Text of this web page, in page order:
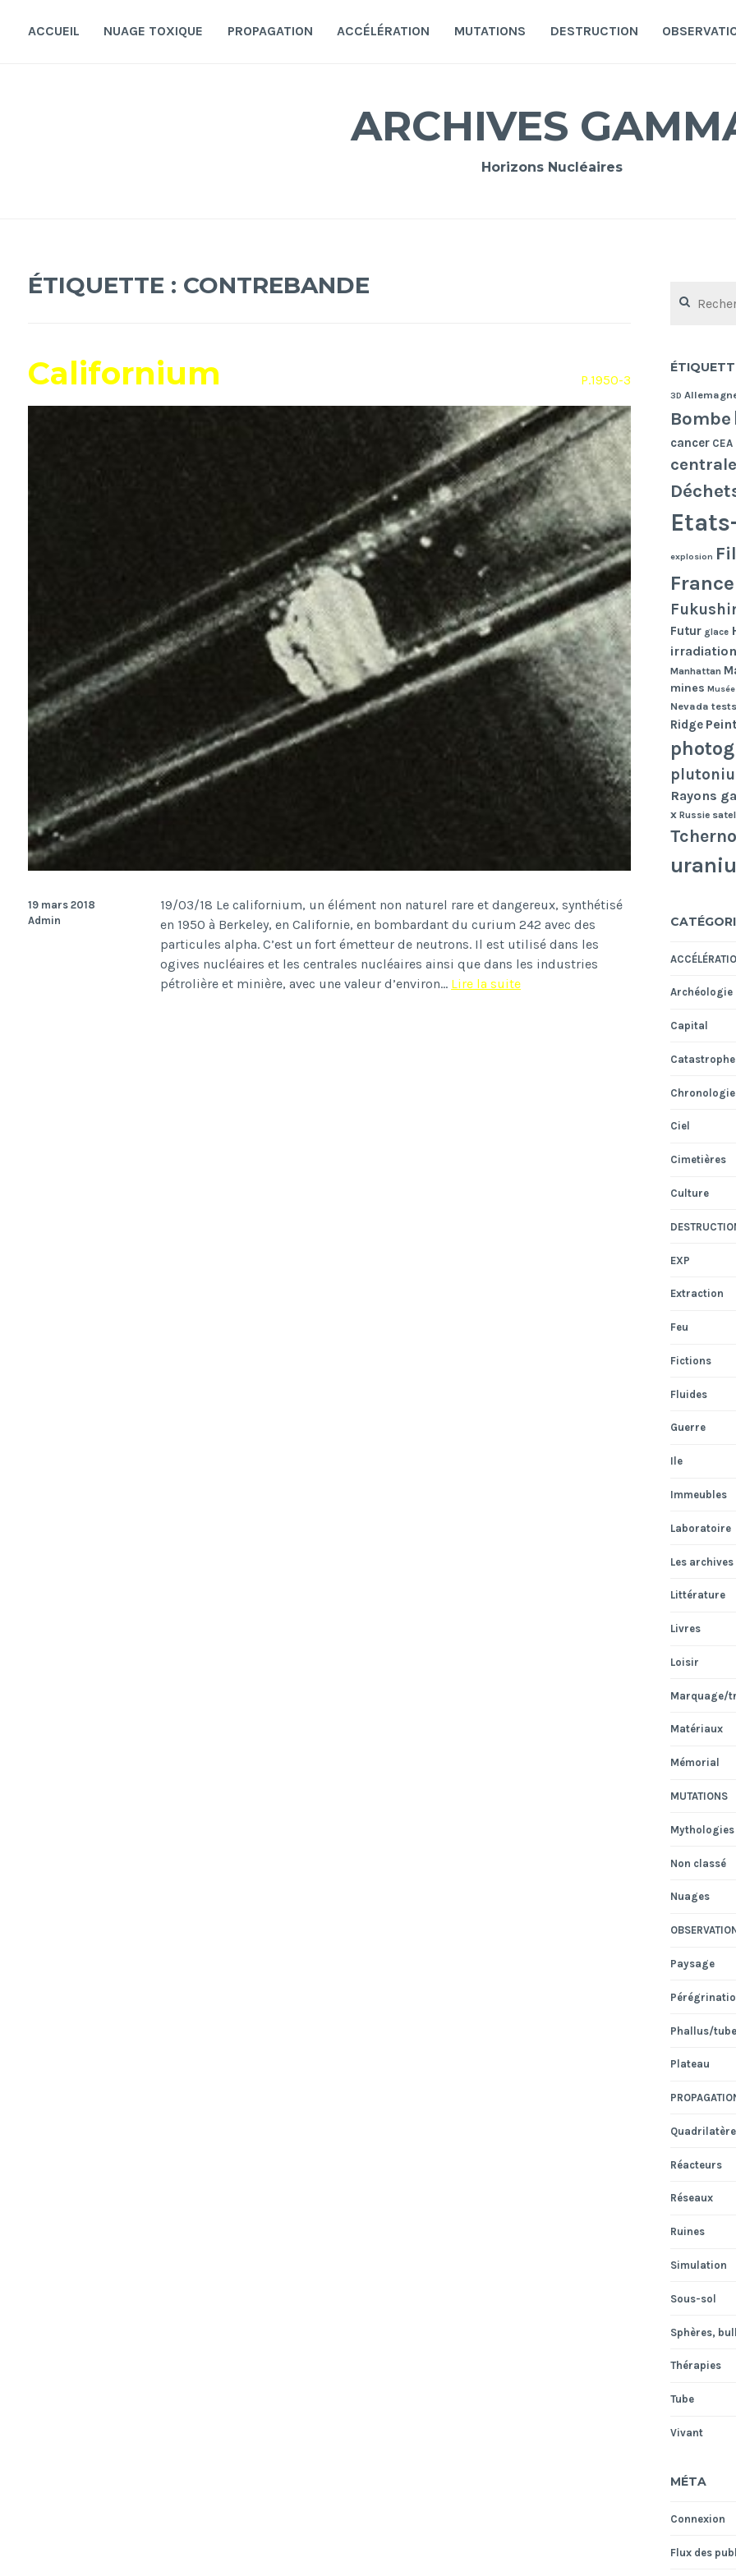
ACCUEIL NUAGE TOXIQUE PROPAGATION ACCÉLÉRATION MUTATIONS DESTRUCTION
ARCHIVES
Horizons Nucléaires
ÉTIQUETTE : CONTREBANDE
Californium P.1950-3
19/03/18 Le californium, un élément non naturel rare et dangereux, synthétisé
en 1950 à Berkeley, en Californie, en bombardant du curium 242 avec des
particules alpha. C’est un fort émetteur de neutrons. Il est utilisé dans les
ogives nucléaires et les centrales nucléaires ainsi que dans les industries
pétrolière et minière, avec une valeur d’environ… Lire la suiteCalifornium
19 mars 2018
Admin
3D
Bombe
cancer CEA
explosion
France
Futur glace
irradiation
Manhattan
mines Musée
Nevada
Ridge
Rayons
x Russie
Archéologie
Capital
Catastrophe
Ciel
Cimetières
Culture
EXP
Extraction
Feu
Fictions
Fluides
Guerre
Ile
Immeubles
Laboratoire
Les archives
Littérature
Livres
Loisir
Marquage/
Matériaux
Mémorial
MUTATIONS
Mythologies
Non classé
Nuages
Paysage
Phallus/
Plateau
Réacteurs
Réseaux
Ruines
Simulation
Sous-sol
Sphères,
Thérapies
Tube
Vivant
MÉTA
Connexion
Flux des